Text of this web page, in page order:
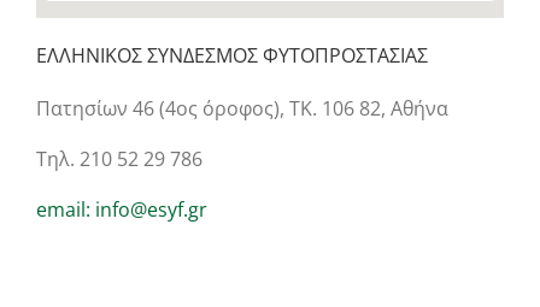
ΕΛΛΗΝΙΚΟΣ ΣΥΝΔΕΣΜΟΣ ΦΥΤΟΠΡΟΣΤΑΣΙΑΣ
Πατησίων 46 (4ος όροφος), ΤΚ. 106 82, Αθήνα
Τηλ. 210 52 29 786
email: info@esyf.gr